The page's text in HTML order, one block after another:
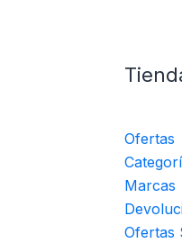
Ofertas
Marcas
Ofertas